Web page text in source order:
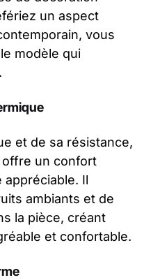
un aspect
vous
modèle qui
et de sa résistance,
offre un confort
Il
ambiants et de
la pièce, créant
et confortable.